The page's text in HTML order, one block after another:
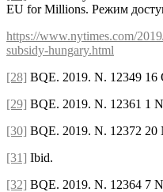
EU for Millions. Режим
https://www.nytimes.com/
subsidy-hungary.html
[28] BQE. 2019. N. 12349 16
[29] BQE. 2019. N. 12361 1
[30] BQE. 2019. N. 12372 20
[31] Ibid.
[32] BQE. 2019. N. 12364 7